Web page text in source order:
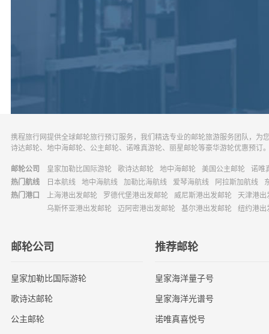
携程旅行网提供全球邮轮旅行预订服务，我们精选专业的邮轮旅游服务团队，
诗达邮轮、地中海邮轮、公主邮轮、诺唯真游轮、丽星邮轮等豪华游轮优惠预订
邮轮公司 皇家加勒比国际游轮 歌诗达邮轮 地中海邮轮 美国公主邮轮
诺唯
热门航线
日本航线 地中海航线 加勒比海航线 爱琴海航线 阿拉斯加航线
热门港口
上海港出发邮轮 罗德代堡港出发邮轮 威尼斯港出发邮轮
天津港出
乌斯怀亚港出发邮轮
迈阿密港出发邮轮 基尔港出发邮轮 纽约港出
邮轮公司
皇家加勒比国际游轮
歌诗达邮轮
公主邮轮
推荐邮轮
皇家海洋量子号
皇家海洋光谱号
诺唯真喜悦号